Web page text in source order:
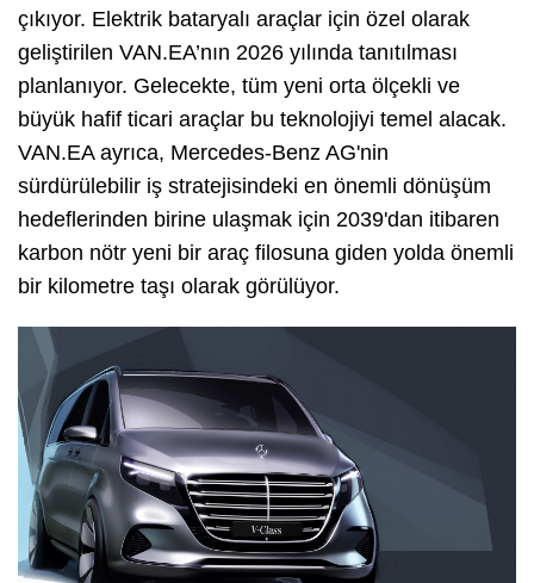
çıkıyor. Elektrik bataryalı araçlar için özel olarak
geliştirilen VAN.EA’nın 2026 yılında tanıtılması
planlanıyor. Gelecekte, tüm yeni orta ölçekli ve
büyük hafif ticari araçlar bu teknolojiyi temel alacak.
VAN.EA ayrıca, Mercedes-Benz AG'nin
sürdürülebilir iş stratejisindeki en önemli dönüşüm
hedeflerinden birine ulaşmak için 2039'dan itibaren
karbon nötr yeni bir araç filosuna giden yolda önemli
bir kilometre taşı olarak görülüyor.